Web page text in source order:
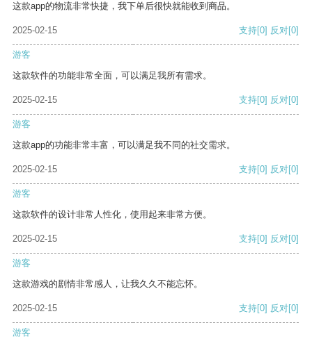
这款app的物流非常快捷，我下单后很快就能收到商品。
2025-02-15 支持[0] 反对[0]
游客
这款软件的功能非常全面，可以满足我所有需求。
2025-02-15 支持[0] 反对[0]
游客
这款app的功能非常丰富，可以满足我不同的社交需求。
2025-02-15 支持[0] 反对[0]
游客
这款软件的设计非常人性化，使用起来非常方便。
2025-02-15 支持[0] 反对[0]
游客
这款游戏的剧情非常感人，让我久久不能忘怀。
2025-02-15 支持[0] 反对[0]
游客